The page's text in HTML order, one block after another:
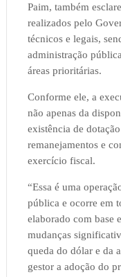
Paim, também
realizados pelo
técnicos e legais,
administração
áreas prioritárias.
Conforme ele, a
não apenas da
existência de
remanejamentos e
exercício fiscal.
“Essa é uma
pública e ocorre em
elaborado com base
mudanças
queda do dólar e da
gestor a adoção do